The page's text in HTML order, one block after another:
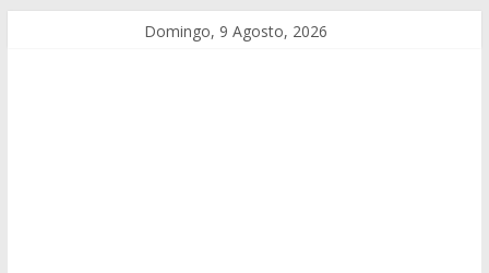
Domingo, 9 Agosto, 2026